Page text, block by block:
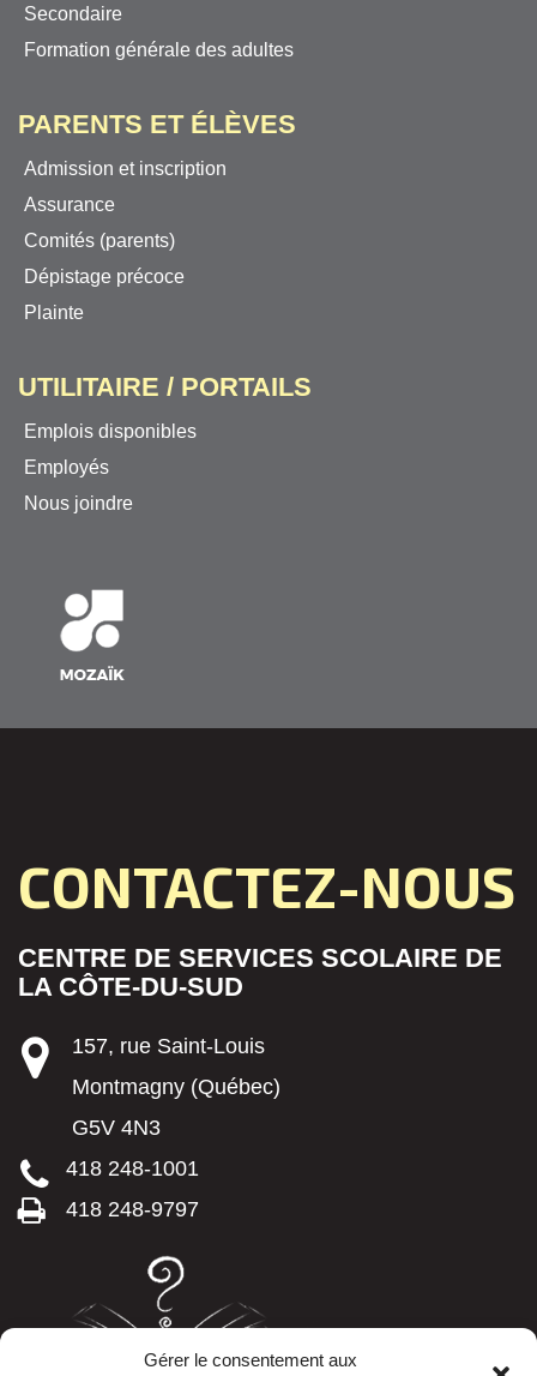
Gérer le consentement aux
Secondaire
Formation générale des adultes
PARENTS ET ÉLÈVES
Admission et inscription
Assurance
Comités (parents)
Dépistage précoce
Plainte
UTILITAIRE / PORTAILS
Emplois disponibles
Employés
Nous joindre
CONTACTEZ-NOUS
CENTRE DE SERVICES SCOLAIRE DE
LA CÔTE-DU-SUD
157, rue Saint-Louis
Montmagny (Québec)
G5V 4N3
418 248-1001
418 248-9797